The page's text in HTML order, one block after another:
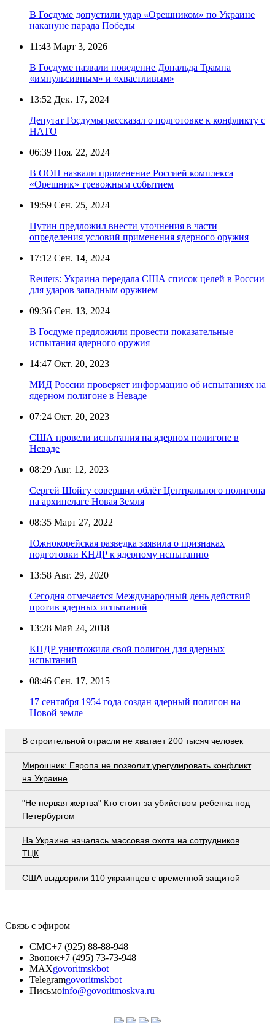
В Госдуме допустили удар «Орешником» по Украине
накануне парада Победы
11:43 Март 3, 2026
В Госдуме назвали поведение Дональда Трампа
«импульсивным» и «хвастливым»
13:52 Дек. 17, 2024
Депутат Госдумы рассказал о подготовке к конфликту с
НАТО
06:39 Ноя. 22, 2024
В ООН назвали применение Россией комплекса
«Орешник» тревожным событием
19:59 Сен. 25, 2024
Путин предложил внести уточнения в части
определения условий применения ядерного оружия
17:12 Сен. 14, 2024
Reuters: Украина передала США список целей в России
для ударов западным оружием
09:36 Сен. 13, 2024
В Госдуме предложили провести показательные
испытания ядерного оружия
14:47 Окт. 20, 2023
МИД России проверяет информацию об испытаниях на
ядерном полигоне в Неваде
07:24 Окт. 20, 2023
США провели испытания на ядерном полигоне в
Неваде
08:29 Авг. 12, 2023
Сергей Шойгу совершил облёт Центрального полигона
на архипелаге Новая Земля
08:35 Март 27, 2022
Южнокорейская разведка заявила о признаках
подготовки КНДР к ядерному испытанию
13:58 Авг. 29, 2020
Сегодня отмечается Международный день действий
против ядерных испытаний
13:28 Май 24, 2018
КНДР уничтожила свой полигон для ядерных
испытаний
08:46 Сен. 17, 2015
17 сентября 1954 года создан ядерный полигон на
Новой земле
В строительной отрасли не хватает 200 тысяч человек
Мирошник: Европа не позволит урегулировать конфликт
на Украине
"Не первая жертва" Кто стоит за убийством ребенка под
Петербургом
На Украине началась массовая охота на сотрудников
ТЦК
США выдворили 110 украинцев с временной защитой
Связь с эфиром
СМС+7 (925) 88-88-948
Звонок+7 (495) 73-73-948
MAXgovoritmskbot
Telegramgovoritmskbot
Письмоinfo@govoritmoskva.ru